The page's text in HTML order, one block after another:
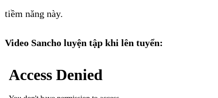
tiềm năng này.
Video Sancho luyện tập khi lên tuyển: